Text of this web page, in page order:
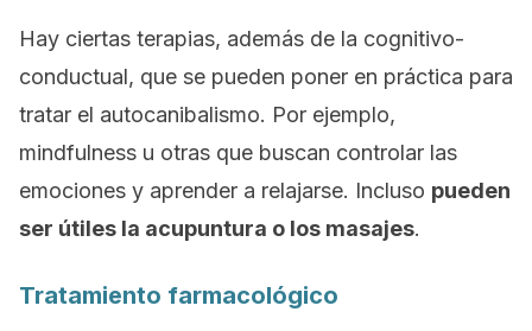
Hay ciertas terapias, además de la cognitivo-
conductual, que se pueden poner en práctica para
tratar el autocanibalismo. Por ejemplo,
mindfulness u otras que buscan controlar las
emociones y aprender a relajarse. Incluso pueden
ser útiles la acupuntura o los masajes.
Tratamiento farmacológico